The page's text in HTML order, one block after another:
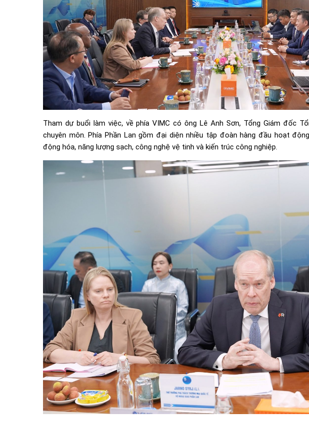
Tham dự buổi làm việc, về phía VIMC có ông Lê Anh Sơn, Tổng Giám đốc
chuyên môn. Phía Phần Lan gồm đại diện nhiều tập đoàn hàng đầu hoạt
động hóa, năng lượng sạch, công nghệ vệ tinh và kiến trúc công nghiệp.